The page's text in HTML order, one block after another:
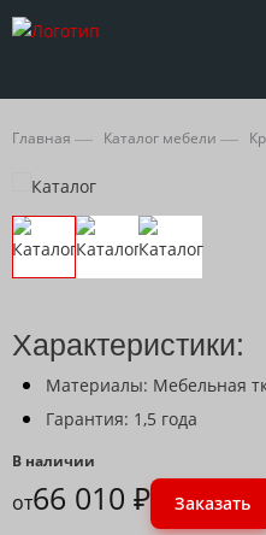
Главная Каталог мебели
Характеристики:
Материалы: Мебельная
Гарантия: 1,5 года
В наличии
от66 010 ₽ Заказать